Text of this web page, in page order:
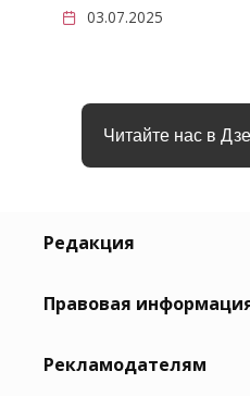
03.07.2025
Читайте нас в
Редакция
Правовая
Рекламодателям